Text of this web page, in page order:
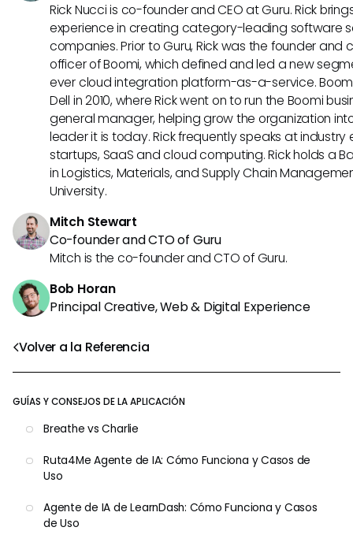
Volver a la Referencia
GUÍAS Y CONSEJOS DE LA APLICACIÓN
Breathe vs Charlie
Ruta4Me Agente de IA: Cómo Funciona y Casos de
Uso
Agente de IA de LearnDash: Cómo Funciona y Casos
de Uso
Rick Nucci is co-founder and CEO at Guru. Rick
experience in creating category-leading software
companies. Prior to Guru, Rick was the founder and
officer of Boomi, which defined and led a new
ever cloud integration platform-as-a-service.
Dell in 2010, where Rick went on to run the Boomi
general manager, helping grow the organization
leader it is today. Rick frequently speaks at
startups, SaaS and cloud computing. Rick holds a
in Logistics, Materials, and Supply Chain
University.
Mitch Stewart
Co-founder and CTO of Guru
Mitch is the co-founder and CTO of Guru.
Bob Horan
Principal Creative, Web & Digital Experience